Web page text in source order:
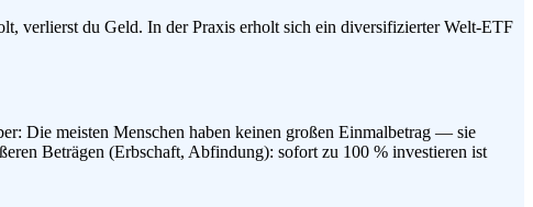
verlierst du Geld. In der Praxis erholt sich ein diversifizierter Welt-ETF
Die meisten Menschen haben keinen großen Einmalbetrag — sie
Beträgen (Erbschaft, Abfindung): sofort zu 100 % investieren ist